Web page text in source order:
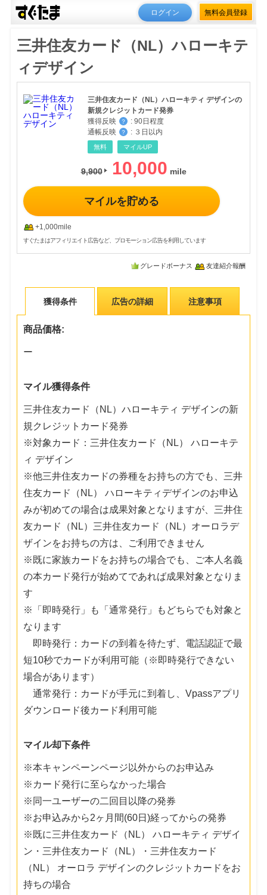
ログイン 無料会員登録
三井住友カード（NL）ハローキテ
ィデザイン
三井住友カード（NL）ハローキティ デザインの
新規クレジットカード発券
獲得反映
？ : 90日程度
通帳反映
？ : ３日以内
無料 マイルUP
9,900 10,000
マイルを貯める
+1,000mile
すぐたまはアフィリエイト広告など、プロモーション広告を利用しています
グレードボーナス 友達紹介報酬
獲得条件 広告の詳細 注意事項
商品価格:
ー
マイル獲得条件
三井住友カード（NL）ハローキティ デザインの新
規クレジットカード発券
※対象カード：三井住友カード（NL） ハローキテ
ィ デザイン
※他三井住友カードの券種をお持ちの方でも、三井
住友カード（NL） ハローキティデザインのお申込
みが初めての場合は成果対象となりますが、三井住
友カード（NL）三井住友カード（NL）オーロラデ
ザインをお持ちの方は、ご利用できません
※既に家族カードをお持ちの場合でも、ご本人名義
の本カード発行が始めてであれば成果対象となりま
す
※「即時発行」も「通常発行」もどちらでも対象と
なります
即時発行：カードの到着を待たず、電話認証で最
短10秒でカードが利用可能（※即時発行できない
場合があります）
通常発行：カードが手元に到着し、Vpassアプリ
ダウンロード後カード利用可能
マイル却下条件
※本キャンペーンページ以外からのお申込み
※カード発行に至らなかった場合
※同一ユーザーの二回目以降の発券
※お申込みから2ヶ月間(60日)経ってからの発券
※既に三井住友カード（NL） ハローキティ デザイ
ン・三井住友カード（NL）・三井住友カード
（NL） オーロラ デザインのクレジットカードをお
持ちの場合